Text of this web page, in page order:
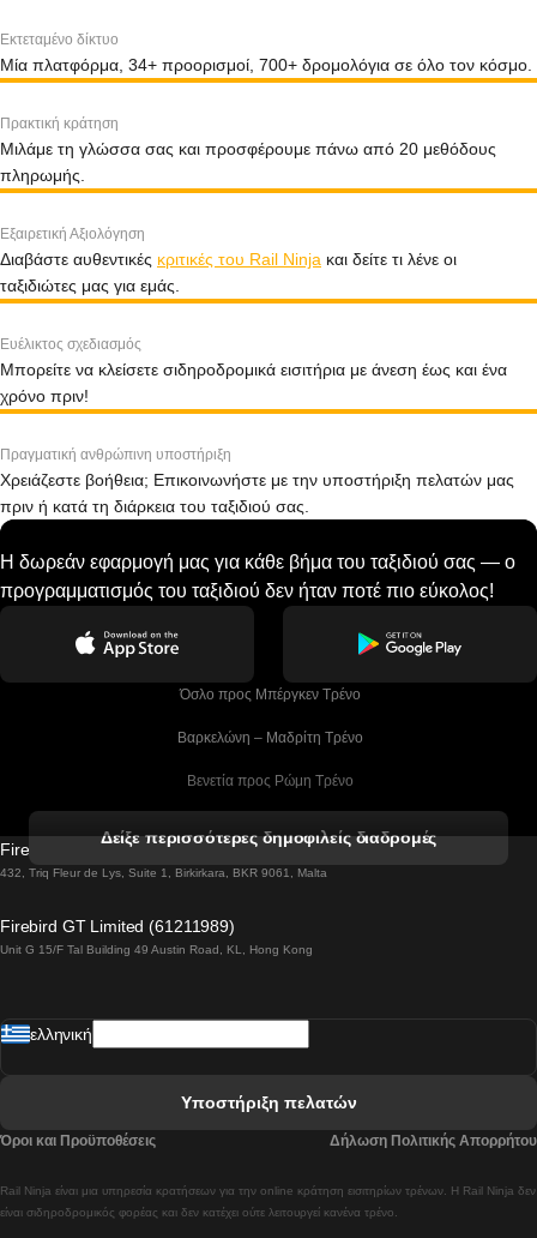
Εκτεταμένο δίκτυο
Μία πλατφόρμα, 34+ προορισμοί, 700+ δρομολόγια σε όλο τον κόσμο.
Πρακτική κράτηση
Μιλάμε τη γλώσσα σας και προσφέρουμε πάνω από 20 μεθόδους
πληρωμής.
Εξαιρετική Αξιολόγηση
Διαβάστε αυθεντικές κριτικές του Rail Ninja και δείτε τι λένε οι
ταξιδιώτες μας για εμάς.
Ευέλικτος σχεδιασμός
Μπορείτε να κλείσετε σιδηροδρομικά εισιτήρια με άνεση έως και ένα
χρόνο πριν!
Πραγματική ανθρώπινη υποστήριξη
Χρειάζεστε βοήθεια; Επικοινωνήστε με την υποστήριξη πελατών μας
πριν ή κατά τη διάρκεια του ταξιδιού σας.
Η δωρεάν εφαρμογή μας για κάθε βήμα του ταξιδιού σας — ο
προγραμματισμός του ταξιδιού δεν ήταν ποτέ πιο εύκολος!
Όσλο προς Μπέργκεν Tρένο
Βαρκελώνη – Μαδρίτη Tρένο
Βενετία προς Ρώμη Τρένο
Βιέννη προς Σάλτσμπουργκ Τρένα
Βουδαπέστη προς Πράγα Tρένο
Λισαβόνα προς Λάγος Tρένο
Δείξε περισσότερες δημοφιλείς διαδρομές
Firebird GT Limited (OC 1451)
432, Triq Fleur de Lys, Suite 1, Birkirkara, BKR 9061, Malta
Firebird GT Limited (61211989)
Unit G 15/F Tal Building 49 Austin Road, KL, Hong Kong
Rail Ninja είναι μια υπηρεσία κρατήσεων για την online κράτηση εισιτηρίων τρένων. Η Rail Ninja δεν
είναι σιδηροδρομικός φορέας και δεν κατέχει ούτε λειτουργεί κανένα τρένο.
ελληνική
Υποστήριξη πελατών
Όροι και Προϋποθέσεις Δήλωση Πολιτικής Απορρήτου